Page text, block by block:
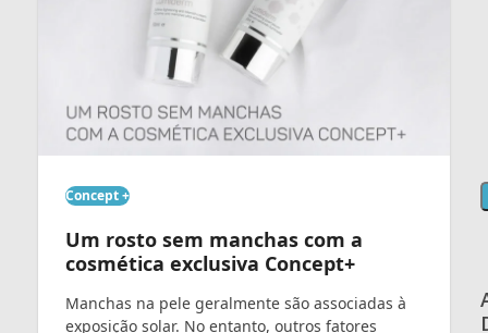
Concept +
Um rosto sem manchas com a
cosmética exclusiva Concept+
Manchas na pele geralmente são associadas à
exposição solar. No entanto, outros fatores